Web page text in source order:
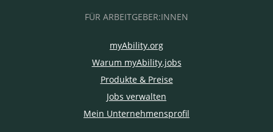
FÜR ARBEITGEBER:INNEN
myAbility.org
Warum myAbility.jobs
Produkte & Preise
Jobs verwalten
Mein Unternehmensprofil